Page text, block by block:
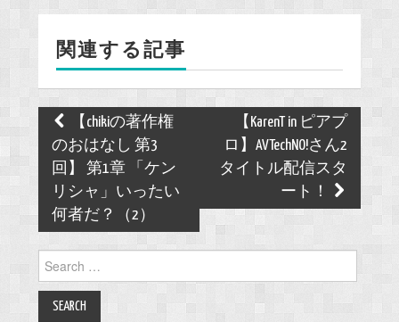
o
k
関連する記事
Post
navigation
【chikiの著作権
のおはなし 第3
回】 第1章 「ケン
リシャ」いったい
何者だ？（2）
【KarenT in ピアプ
ロ】AVTechNO!さん2
タイトル配信スタ
ート！
Search
for: